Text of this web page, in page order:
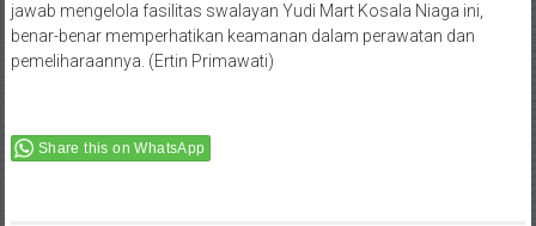
jawab mengelola fasilitas swalayan Yudi Mart Kosala Niaga ini,
benar-benar memperhatikan keamanan dalam perawatan dan
pemeliharaannya. (Ertin Primawati)
Share this on WhatsApp